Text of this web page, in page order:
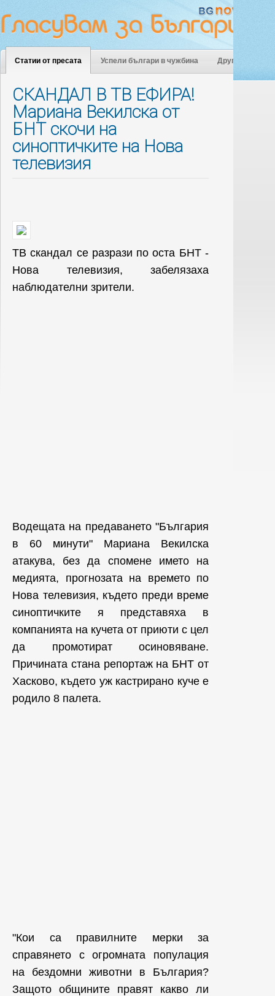
Статии от пресата Успели българи в чужбина Други
СКАНДАЛ В ТВ ЕФИРА!
Мариана Векилска от
БНТ скочи на
синоптичките на Нова
телевизия
ТВ скандал се разрази по оста БНТ -
Нова телевизия, забелязаха
наблюдателни зрители.
Водещата на предаването "България
в 60 минути" Мариана Векилска
атакува, без да спомене името на
медията, прогнозата на времето по
Нова телевизия, където преди време
синоптичките я представяха в
компанията на кучета от приюти с цел
да промотират осиновяване.
Причината стана репортаж на БНТ от
Хасково, където уж кастрирано куче е
родило 8 палета.
"Кои са правилните мерки за
справянето с огромната популация
на бездомни животни в България?
Защото общините правят какво ли